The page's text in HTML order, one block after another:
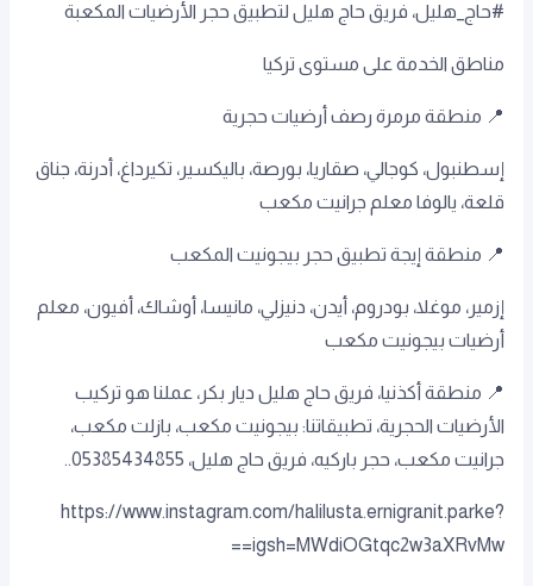
#حاج_هليل، فريق حاج هليل لتطبيق حجر الأرضيات المكعبة
مناطق الخدمة على مستوى تركيا
📍 منطقة مرمرة رصف أرضيات حجرية
إسطنبول، كوجالي، صقاريا، بورصة، باليكسير، تكيرداغ، أدرنة، جناق
قلعة، يالوفا معلم جرانيت مكعب
📍 منطقة إيجة تطبيق حجر بيجونيت المكعب
إزمير، موغلا، بودروم، أيدن، دنيزلي، مانيسا، أوشاك، أفيون، معلم
أرضيات بيجونيت مكعب
📍 منطقة أكذنيا، فريق حاج هليل ديار بكر، عملنا هو تركيب
الأرضيات الحجرية، تطبيقاتنا: بيجونيت مكعب، بازلت مكعب،
جرانيت مكعب، حجر باركيه، فريق حاج هليل، 05385434855..
https://www.instagram.com/halilusta.ernigranit.parke?
igsh=MWdiOGtqc2w3aXRvMw==